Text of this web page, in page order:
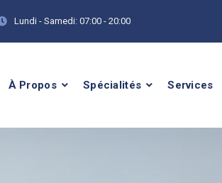
Lundi - Samedi: 07:00 - 20:00
À Propos Spécialités Services